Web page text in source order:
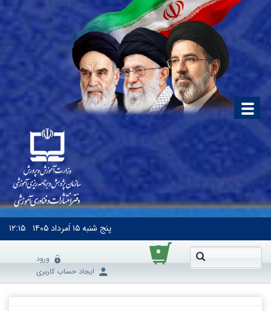
پنج شنبه۱۵ اَمرداد ۱۴۰۵ ۱۲:۱۵
۰
ورود
ایجاد حساب کاربری